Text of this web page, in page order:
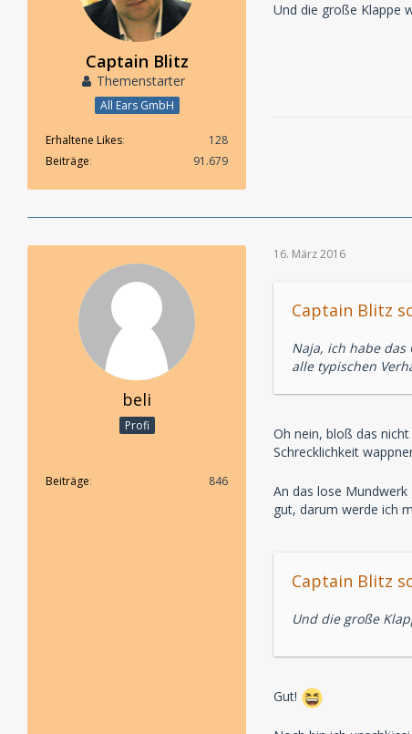
Captain Blitz
Themenstarter
All Ears GmbH
Erhaltene Likes
128
Beiträge
91.679
Und die große Klappe
beli
Profi
Beiträge 846
16. März 2016
Captain Blitz
Naja, ich habe das
alle typischen
Oh nein, bloß das
Schrecklichkeit
An das lose
gut, darum werde ich
Captain Blitz
Und die große
Gut!